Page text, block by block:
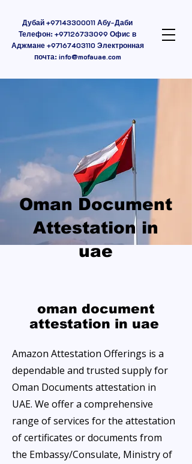
Дубай+97143300011Абу-Даби
Телефон: +97126733099 Офис в
Аджмане+97167403110Электронная
почта: info@mofauae.com
Oman Document
Attestation in
uae
oman document
attestation in uae
Amazon Attestation Offerings is a
dependable and trusted supply for
Oman Documents attestation in
UAE. We offer a comprehensive
range of services for the attestation
of certificates or documents from
the Embassy/Consulate, Ministry of